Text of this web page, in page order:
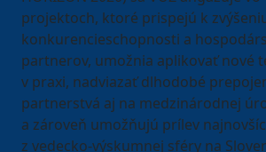
projektoch, ktoré prispejú k
konkurencieschopnosti a
partnerov, umožnia aplikovať nové
v praxi, nadviazať dlhodobé
partnerstvá aj na medzinárodnej
a zároveň umožňujú prílev
z vedecko-výskumnej sféry na